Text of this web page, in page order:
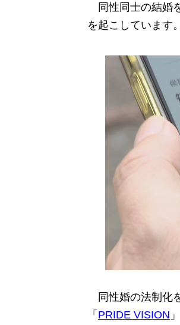
同性同士の結婚
を起こしています。
同性婚の法制化
「 PRIDE VISION